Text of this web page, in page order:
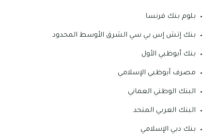
بلوم بنك فرنسا
بنك إتش إس بي سي الشرق الأوسط المحدود
بنك أبوظبي الأول
مصرف أبوظبي الإسلامي
البنك الوطني العماني
البنك العربي المتحد
بنك دبي الإسلامي